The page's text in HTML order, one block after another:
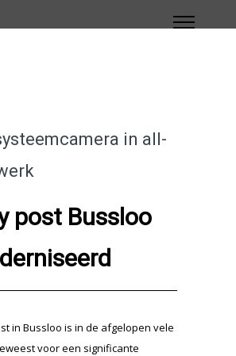
in all-
post Bussloo
in Bussloo is in de afgelopen vele
voor een significante